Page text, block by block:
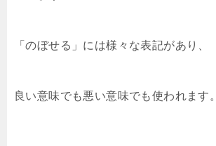
「のぼせる」には様々な表記があり、
良い意味でも悪い意味でも使われます。